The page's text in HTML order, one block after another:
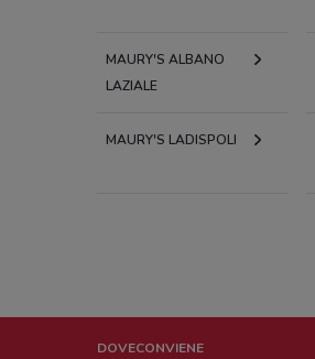
MAURY'S ALBANO
LAZIALE
MAURY'S LADISPOLI
DOVECONVIENE